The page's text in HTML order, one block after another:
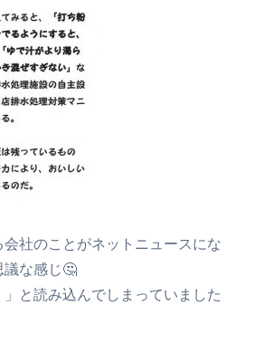
社のことがネットニュースにな
議な感じ🤔
」と読み込んでしまっていました